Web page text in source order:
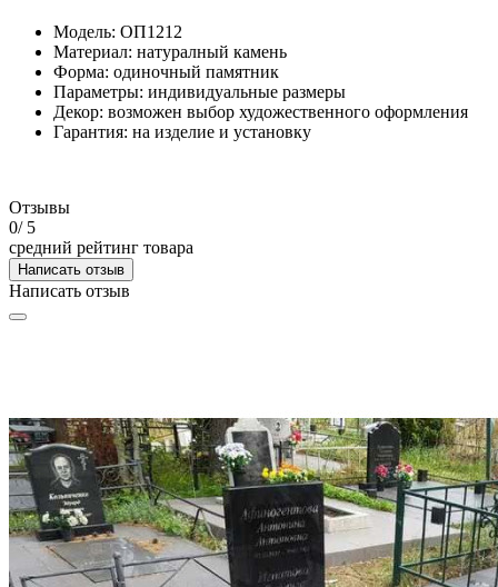
Модель: ОП1212
Материал: натуралный камень
Форма: одиночный памятник
Параметры: индивидуальные размеры
Декор: возможен выбор художественного оформления
Гарантия: на изделие и установку
Отзывы
0/ 5
средний рейтинг товара
Написать отзыв
Написать отзыв